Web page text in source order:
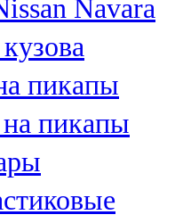
Navara
пикапы
пикапы